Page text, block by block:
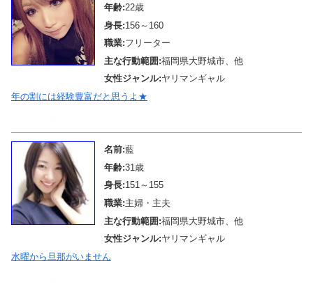
年齢:22歳
身長:156～160
職業:フリーター
主な行動範囲:福岡県大野城市、他
女性ジャンル:ヤリマンギャル
年の割には経験豊富だと思うよ★
名前:藍
年齢:31歳
身長:151～155
職業:主婦・主夫
主な行動範囲:福岡県大野城市、他
女性ジャンル:ヤリマンギャル
水曜から旦那がいません